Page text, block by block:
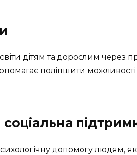
дітям та дорослим через
поліпшити
психологічну допомогу людям,